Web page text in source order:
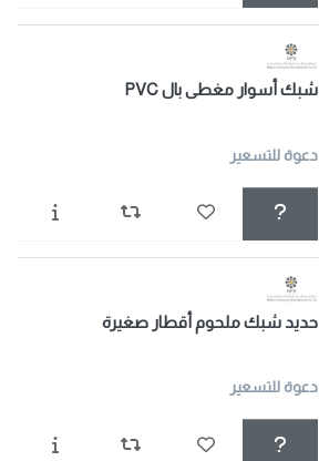
شبك أسوار مغطى بال PVC
دعوة للتسعير
حديد شبك ملحوم أقطار صغيرة
دعوة للتسعير